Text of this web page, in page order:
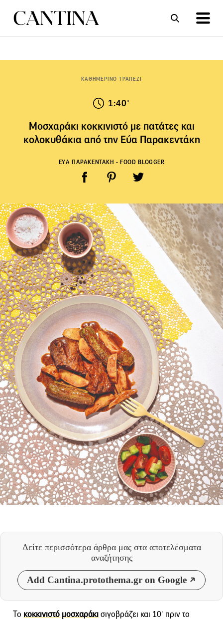
ΚΑΘΗΜΕΡΙΝΟ ΤΡΑΠΕΖΙ
1:40'
Μοσχαράκι κοκκινιστό με πατάτες και
κολοκυθάκια από την Εύα Παρακεντάκη
ΕΥΑ ΠΑΡΑΚΕΝΤΑΚΗ - FOOD BLOGGER
Δείτε περισσότερα άρθρα μας στα αποτελέσματα
αναζήτησης
Add Cantina.protothema.gr on Google
Το κοκκινιστό μοσχαράκισιγοβράζει και 10′ πριν το